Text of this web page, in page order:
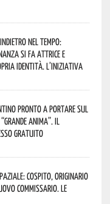
nel tempo:
si fa attrice e
identità. L’iniziativa
pronto a portare sul
Anima”. Il
gratuito
Cospito, originario
commissario. Le